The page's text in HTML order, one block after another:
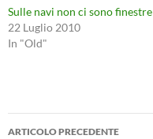
Sulle navi non ci sono finestre
22 Luglio 2010
In "Old"
Navigazione
ARTICOLO PRECEDENTE